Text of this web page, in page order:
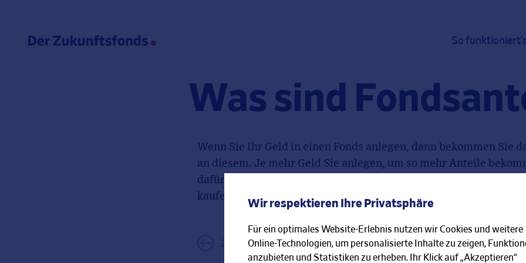
So
Was sind
Wenn Sie Ihr Geld in einen Fonds anlegen, dann bekommen Sie
an diesem. Je mehr Geld Sie anlegen, um so mehr Anteile
dafür. Sie können die Anteile wieder verkaufen und natürlich
kaufen.
Zurück zur FAQ-Übersicht
Wir respektieren Ihre Privatsphäre
Für ein optimales Website-Erlebnis nutzen wir Cookies und weitere
Online-Technologien, um personalisierte Inhalte zu zeigen,
anzubieten und Statistiken zu erheben. Ihr Klick auf „Akzeptieren“